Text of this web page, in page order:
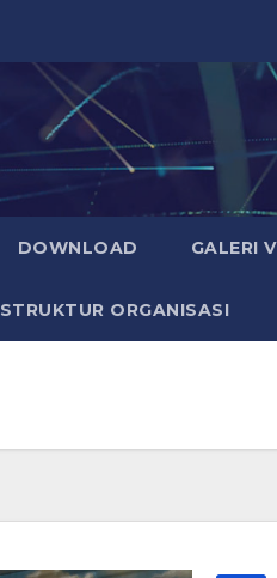
DOWNLOAD GALERI
STRUKTUR ORGANISASI